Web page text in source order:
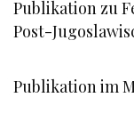
Publikation zu
Post-
Publikation im